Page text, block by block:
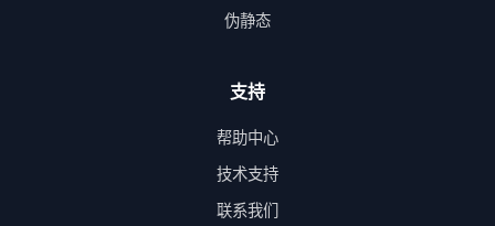
伪静态
支持
帮助中心
技术支持
联系我们